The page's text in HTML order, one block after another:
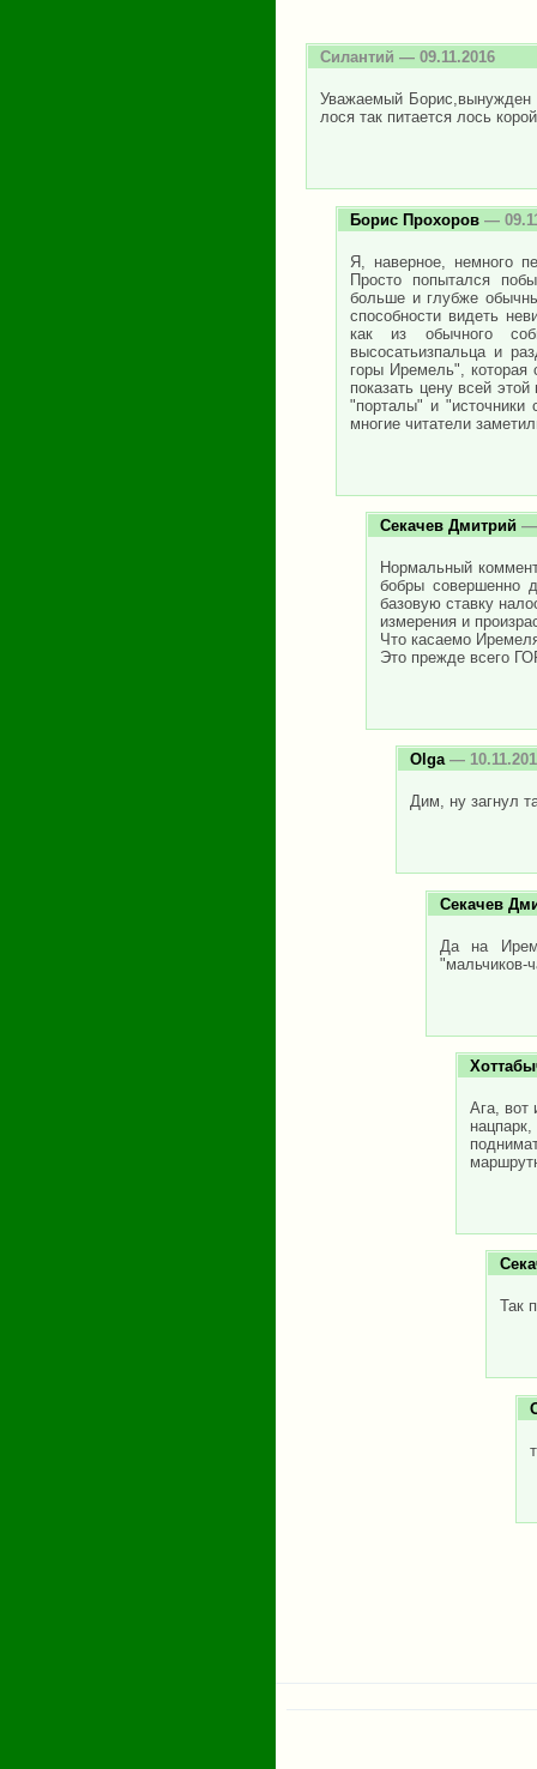
Силантий — 09.11.2016
Уважаемый Борис,вынужден
лося так питается лось
Борис Прохоров —
Я, наверное, немного
Просто попытался
больше и глубже
способности видеть
как из обычного
высосатьизпальца и
горы Иремель", которая
показать цену всей
"порталы" и
многие читатели
Секачев Дмитрий —
Нормальный
бобры совершенно
базовую ставку
измерения и
Что касаемо
Это прежде всего
Olga—
Дим, ну загнул
Секачев
Да на
"мальчиков-
Ага, вот
Так